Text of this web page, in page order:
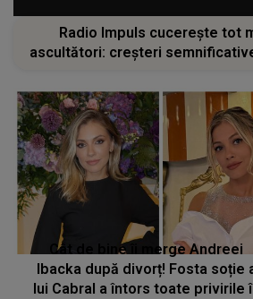
Radio Impuls cucerește tot
ascultători: creșteri
Cât de bine îi merge Andreei
Ibacka după divorț! Fosta soție
lui Cabral a întors toate privirile